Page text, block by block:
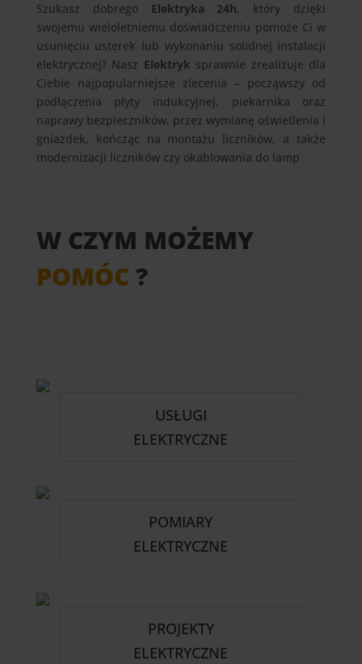
Szukasz dobrego Elektryka 24h, który dzięki
swojemu wieloletniemu doświadczeniu pomoże Ci w
usunięciu usterek lub wykonaniu solidnej instalacji
elektrycznej? Nasz Elektryk sprawnie zrealizuje dla
Ciebie najpopularniejsze zlecenia – począwszy od
podłączenia płyty indukcyjnej, piekarnika oraz
naprawy bezpieczników, przez wymianę oświetlenia i
gniazdek, kończąc na montażu liczników, a także
modernizacji liczników czy okablowania do lamp
W CZYM MOŻEMY
POMÓC ?
USŁUGI
ELEKTRYCZNE
POMIARY
ELEKTRYCZNE
PROJEKTY
ELEKTRYCZNE